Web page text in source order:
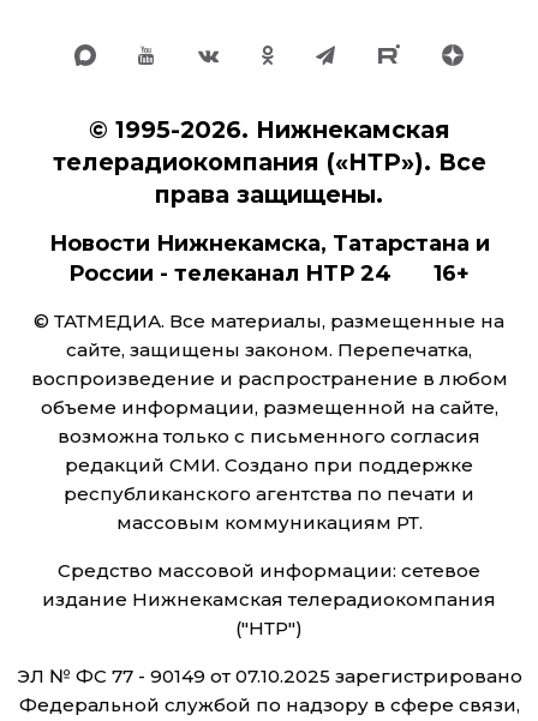
© 1995-2026. Нижнекамская
телерадиокомпания («НТР»). Все
права защищены.
Новости Нижнекамска, Татарстана и
России - телеканал НТР 24 16+
© ТАТМЕДИА. Все материалы, размещенные на
сайте, защищены законом. Перепечатка,
воспроизведение и распространение в любом
объеме информации, размещенной на сайте,
возможна только с письменного согласия
редакций СМИ. Создано при поддержке
республиканского агентства по печати и
массовым коммуникациям РТ.
Средство массовой информации: сетевое
издание Нижнекамская телерадиокомпания
("НТР")
ЭЛ № ФС 77 - 90149 от 07.10.2025 зарегистрировано
Федеральной службой по надзору в сфере связи,